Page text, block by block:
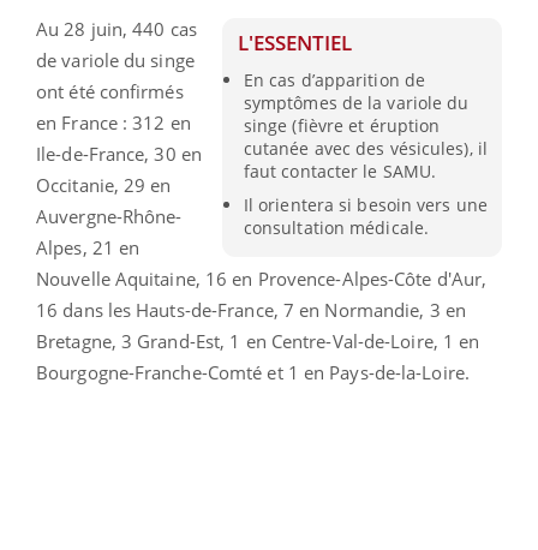
L'ESSENTIEL
En cas d’apparition de
symptômes de la variole du
singe (fièvre et éruption
cutanée avec des vésicules), il
faut contacter le SAMU.
Il orientera si besoin vers une
consultation médicale.
Au 28 juin, 440 cas
de variole du singe
ont été confirmés
en France : 312 en
Ile-de-France, 30 en
Occitanie, 29 en
Auvergne-Rhône-
Alpes, 21 en
Nouvelle Aquitaine, 16 en Provence-Alpes-Côte d'Aur,
16 dans les Hauts-de-France, 7 en Normandie, 3 en
Bretagne, 3 Grand-Est, 1 en Centre-Val-de-Loire, 1 en
Bourgogne-Franche-Comté et 1 en Pays-de-la-Loire.